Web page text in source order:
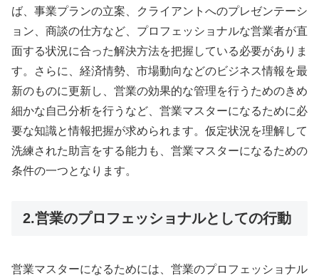
ば、事業プランの立案、クライアントへのプレゼンテーシ
ョン、商談の仕方など、プロフェッショナルな営業者が直
面する状況に合った解決方法を把握している必要がありま
す。さらに、経済情勢、市場動向などのビジネス情報を最
新のものに更新し、営業の効果的な管理を行うためのきめ
細かな自己分析を行うなど、営業マスターになるために必
要な知識と情報把握が求められます。仮定状況を理解して
洗練された助言をする能力も、営業マスターになるための
条件の一つとなります。
2.営業のプロフェッショナルとしての行動
営業マスターになるためには、営業のプロフェッショナル